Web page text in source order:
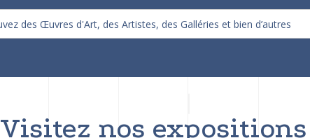
Visitez nos expositions